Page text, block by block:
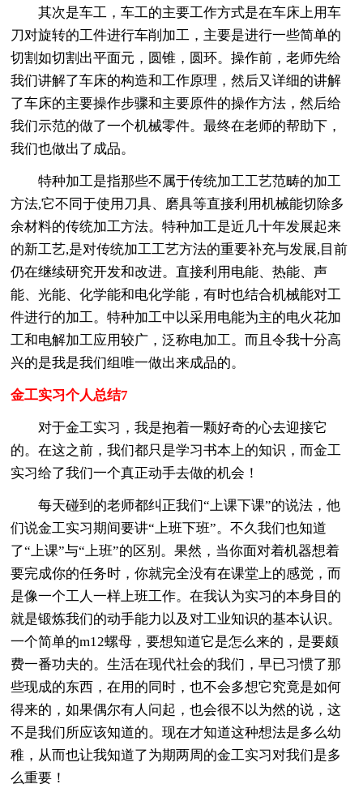
其次是车工，车工的主要工作方式是在车床上用车
刀对旋转的工件进行车削加工，主要是进行一些简单的
切割如切割出平面元，圆锥，圆环。操作前，老师先给
我们讲解了车床的构造和工作原理，然后又详细的讲解
了车床的主要操作步骤和主要原件的操作方法，然后给
我们示范的做了一个机械零件。最终在老师的帮助下，
我们也做出了成品。
特种加工是指那些不属于传统加工工艺范畴的加工
方法,它不同于使用刀具、磨具等直接利用机械能切除多
余材料的传统加工方法。特种加工是近几十年发展起来
的新工艺,是对传统加工工艺方法的重要补充与发展,目前
仍在继续研究开发和改进。直接利用电能、热能、声
能、光能、化学能和电化学能，有时也结合机械能对工
件进行的加工。特种加工中以采用电能为主的电火花加
工和电解加工应用较广，泛称电加工。而且令我十分高
兴的是我是我们组唯一做出来成品的。
金工实习个人总结7
对于金工实习，我是抱着一颗好奇的心去迎接它
的。在这之前，我们都只是学习书本上的知识，而金工
实习给了我们一个真正动手去做的机会！
每天碰到的老师都纠正我们“上课下课”的说法，他
们说金工实习期间要讲“上班下班”。不久我们也知道
了“上课”与“上班”的区别。果然，当你面对着机器想着
要完成你的任务时，你就完全没有在课堂上的感觉，而
是像一个工人一样上班工作。在我认为实习的本身目的
就是锻炼我们的动手能力以及对工业知识的基本认识。
一个简单的m12螺母，要想知道它是怎么来的，是要颇
费一番功夫的。生活在现代社会的我们，早已习惯了那
些现成的东西，在用的同时，也不会多想它究竟是如何
得来的，如果偶尔有人问起，也会很不以为然的说，这
不是我们所应该知道的。现在才知道这种想法是多么幼
稚，从而也让我知道了为期两周的金工实习对我们是多
么重要！